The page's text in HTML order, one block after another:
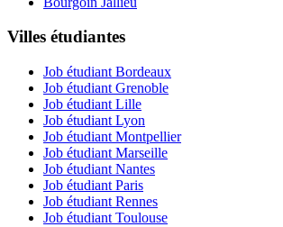
Villes étudiantes
Job étudiant Bordeaux
Job étudiant Grenoble
Job étudiant Lille
Job étudiant Lyon
Job étudiant Montpellier
Job étudiant Marseille
Job étudiant Nantes
Job étudiant Paris
Job étudiant Rennes
Job étudiant Toulouse